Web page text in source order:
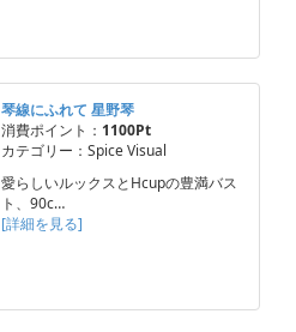
琴線にふれて 星野琴
消費ポイント： 1100Pt
カテゴリー：Spice Visual
愛らしいルックスとHcupの豊満バス
ト、90c…
[詳細を見る]